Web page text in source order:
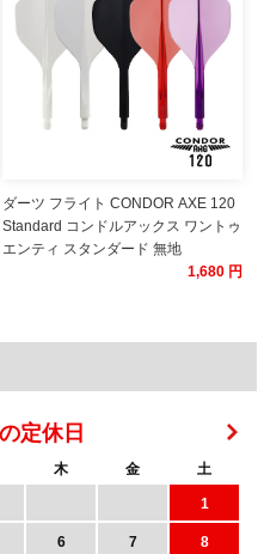
ダーツ フライト CONDOR AXE 120
Standard コンドルアックス ワントゥ
エンティ スタンダード 無地
1,680 円
定休日
木 金
土
1
6 7
8